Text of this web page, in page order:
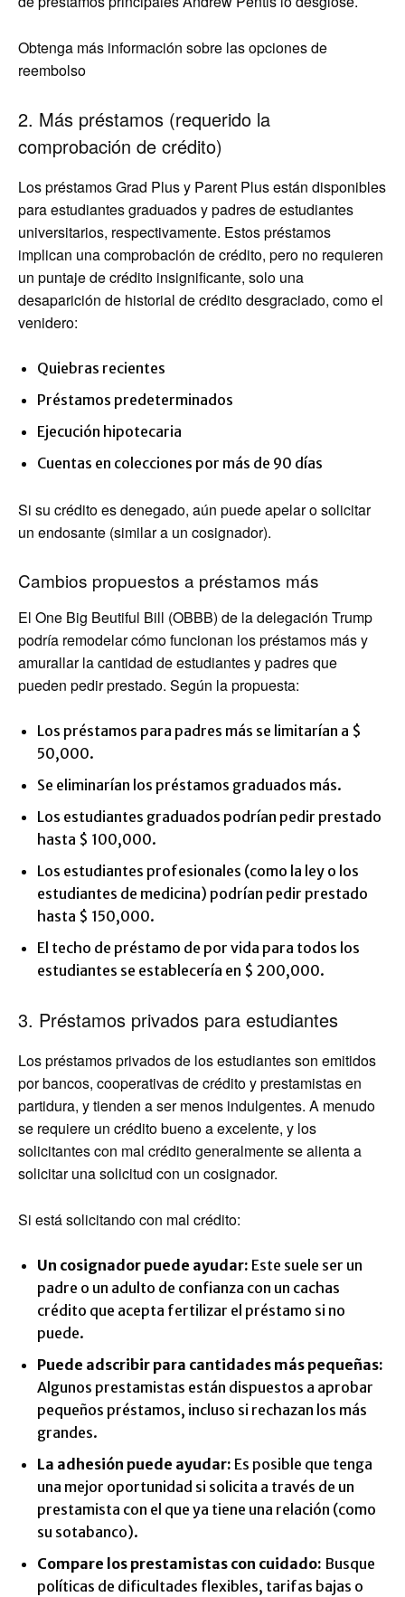
Obtenga más información sobre las opciones de
reembolso
2. Más préstamos (requerido la
comprobación de crédito)
Los préstamos Grad Plus y Parent Plus están disponibles
para estudiantes graduados y padres de estudiantes
universitarios, respectivamente. Estos préstamos
implican una comprobación de crédito, pero no requieren
un puntaje de crédito insignificante, solo una
desaparición de historial de crédito desgraciado, como el
venidero:
Quiebras recientes
Préstamos predeterminados
Ejecución hipotecaria
Cuentas en colecciones por más de 90 días
Si su crédito es denegado, aún puede apelar o solicitar
un endosante (similar a un cosignador).
Cambios propuestos a préstamos más
El One Big Beutiful Bill (OBBB) de la delegación Trump
podría remodelar cómo funcionan los préstamos más y
amurallar la cantidad de estudiantes y padres que
pueden pedir prestado. Según la propuesta:
Los préstamos para padres más se limitarían a $
50,000.
Se eliminarían los préstamos graduados más.
Los estudiantes graduados podrían pedir prestado
hasta $ 100,000.
Los estudiantes profesionales (como la ley o los
estudiantes de medicina) podrían pedir prestado
hasta $ 150,000.
El techo de préstamo de por vida para todos los
estudiantes se establecería en $ 200,000.
3. Préstamos privados para estudiantes
Los préstamos privados de los estudiantes son emitidos
por bancos, cooperativas de crédito y prestamistas en
partidura, y tienden a ser menos indulgentes. A menudo
se requiere un crédito bueno a excelente, y los
solicitantes con mal crédito generalmente se alienta a
solicitar una solicitud con un cosignador.
Si está solicitando con mal crédito:
Un cosignador puede ayudar: Este suele ser un
padre o un adulto de confianza con un cachas
crédito que acepta fertilizar el préstamo si no
puede.
Puede adscribir para cantidades más pequeñas:
Algunos prestamistas están dispuestos a aprobar
pequeños préstamos, incluso si rechazan los más
grandes.
La adhesión puede ayudar: Es posible que tenga
una mejor oportunidad si solicita a través de un
prestamista con el que ya tiene una relación (como
su sotabanco).
Compare los prestamistas con cuidado: Busque
políticas de dificultades flexibles, tarifas bajas o